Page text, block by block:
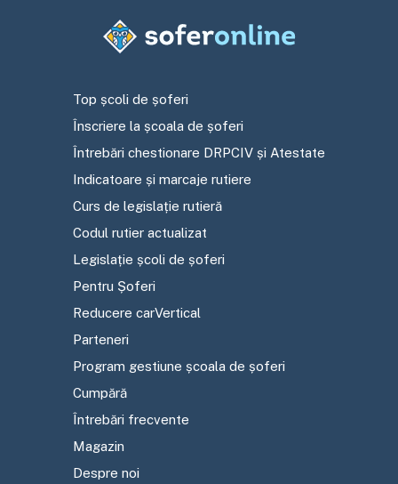
Top școli de șoferi
Înscriere la școala de șoferi
Întrebări chestionare DRPCIV și Atestate
Indicatoare și marcaje rutiere
Curs de legislație rutieră
Codul rutier actualizat
Legislație școli de șoferi
Pentru Șoferi
Reducere carVertical
Parteneri
Program gestiune școala de șoferi
Cumpără
Întrebări frecvente
Magazin
Despre noi